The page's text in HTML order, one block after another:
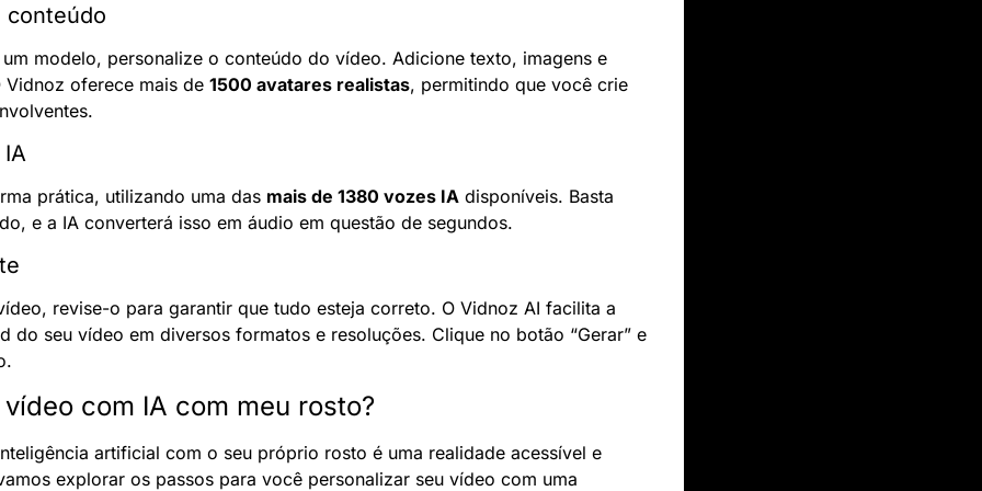
conteúdo
modelo, personalize o conteúdo do vídeo. Adicione texto, imagens e
Vidnoz oferece mais de 1500 avatares realistas, permitindo que você crie
prática, utilizando uma das mais de 1380 vozes IA disponíveis. Basta
e a IA converterá isso em áudio em questão de segundos.
revise-o para garantir que tudo esteja correto. O Vidnoz AI facilita a
do seu vídeo em diversos formatos e resoluções. Clique no botão “Gerar” e
com IA com meu rosto?
artificial com o seu próprio rosto é uma realidade acessível e
explorar os passos para você personalizar seu vídeo com uma